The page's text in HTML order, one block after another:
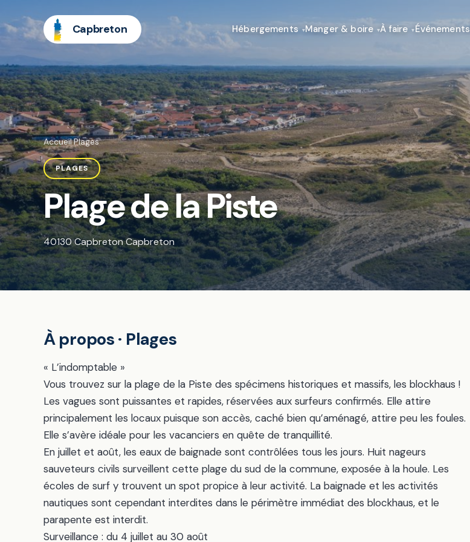
Capbreton Hébergements Manger & boire À faire Événements
Accueil·Plages
PLAGES
Plage de la Piste
40130 Capbreton Capbreton
À propos · Plages
« L’indomptable »
Vous trouvez sur la plage de la Piste des spécimens historiques et massifs, les blockhaus !
Les vagues sont puissantes et rapides, réservées aux surfeurs confirmés. Elle attire
principalement les locaux puisque son accès, caché bien qu’aménagé, attire peu les foules.
Elle s’avère idéale pour les vacanciers en quête de tranquillité.
En juillet et août, les eaux de baignade sont contrôlées tous les jours. Huit nageurs
sauveteurs civils surveillent cette plage du sud de la commune, exposée à la houle. Les
écoles de surf y trouvent un spot propice à leur activité. La baignade et les activités
nautiques sont cependant interdites dans le périmètre immédiat des blockhaus, et le
parapente est interdit.
Surveillance : du 4 juillet au 30 août